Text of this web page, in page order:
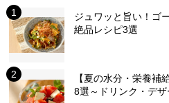
ジュワッと旨い！ゴ
絶品レシピ3選
【夏の水分・栄養補
8選～ドリンク・デ